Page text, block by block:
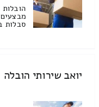
הובלות
סבלות
יואב שירותי הובלה